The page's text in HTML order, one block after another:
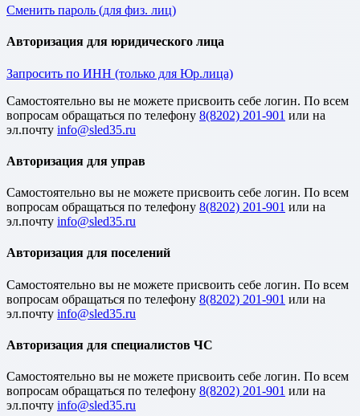
Сменить пароль (для физ. лиц)
Авторизация для юридического лица
Запросить по ИНН (только для Юр.лица)
Cамостоятельно вы не можете присвоить себе логин. По всем
вопросам обращаться по телефону 8(8202) 201-901 или на
эл.почту
Авторизация для управ
Cамостоятельно вы не можете присвоить себе логин. По всем
вопросам обращаться по телефону 8(8202) 201-901 или на
эл.почту
Авторизация для поселений
Cамостоятельно вы не можете присвоить себе логин. По всем
вопросам обращаться по телефону 8(8202) 201-901 или на
эл.почту
Авторизация для специалистов ЧС
Cамостоятельно вы не можете присвоить себе логин. По всем
вопросам обращаться по телефону 8(8202) 201-901 или на
эл.почту